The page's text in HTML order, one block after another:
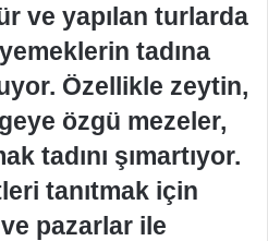
ve yapılan turlarda
tadına
Özellikle zeytin,
özgü mezeler,
tadını şımartıyor.
tanıtmak için
pazarlar ile